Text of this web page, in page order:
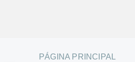
PÁGINA PRINCIPAL